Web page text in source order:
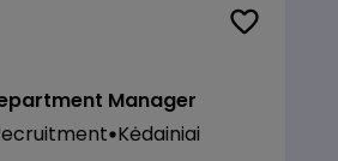
Manager
Kėdainiai